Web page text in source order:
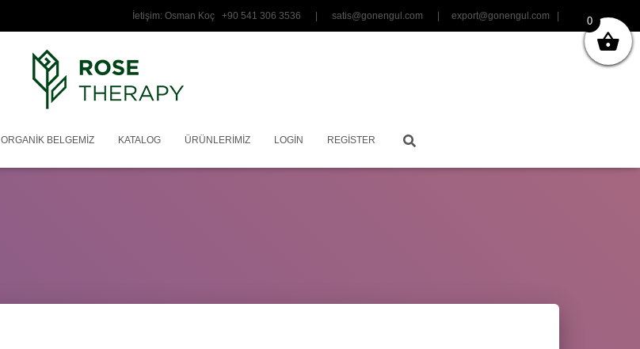
İetişim: Osman Koç +90 541 306 3536 | satis@gonengul.com export@gonengul.com
ORGANIK BELGEMIZ KATALOG ÜRÜNLERIMIZ LOGIN REGISTER
0